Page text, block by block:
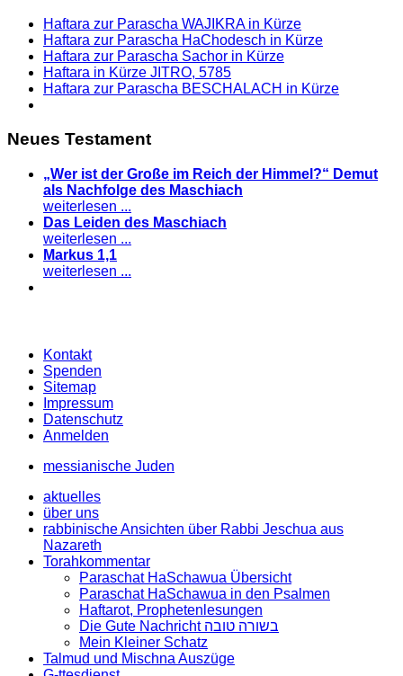
Haftara zur Parascha WAJIKRA in Kürze
Haftara zur Parascha HaChodesch in Kürze
Haftara zur Parascha Sachor in Kürze
Haftara in Kürze JITRO, 5785
Haftara zur Parascha BESCHALACH in Kürze
Neues Testament
„Wer ist der Große im Reich der Himmel?“ Demut
als Nachfolge des Maschiach
weiterlesen ...
Das Leiden des Maschiach
weiterlesen ...
Markus 1,1
weiterlesen ...
Kontakt
Spenden
Sitemap
Impressum
Datenschutz
Anmelden
messianische Juden
aktuelles
über uns
rabbinische Ansichten über Rabbi Jeschua aus
Nazareth
Torahkommentar
Paraschat HaSchawua Übersicht
Paraschat HaSchawua in den Psalmen
Haftarot, Prophetenlesungen
Die Gute Nachricht בשורה טובה
Mein Kleiner Schatz
Talmud und Mischna Auszüge